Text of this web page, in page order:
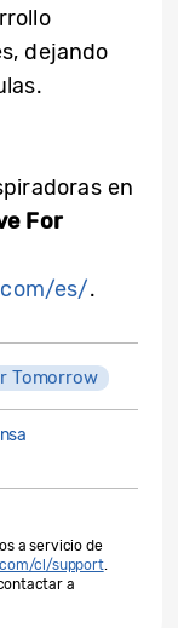
dejando
en
For
es/.
Tomorrow
a servicio de
cl/support.
a